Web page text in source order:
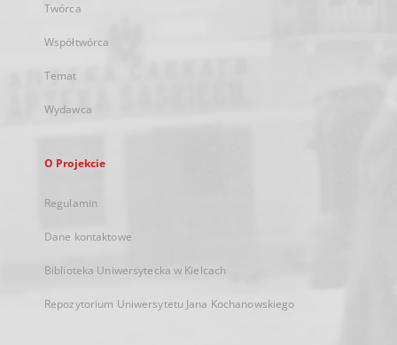
Twórca
Współtwórca
Temat
Wydawca
O Projekcie
Regulamin
Dane kontaktowe
Biblioteka Uniwersytecka w Kielcach
Repozytorium Uniwersytetu Jana Kochanowskiego